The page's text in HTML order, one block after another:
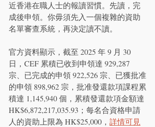
近香港在職人士的報讀習慣。先讀，完
成後申領。你毋須先入一個複雜的資助
名單審查系統，再決定讀不讀。
官方資料顯示，截至 2025 年 9 月 30
日，CEF 累積已收到申領達 929,287
宗、已完成的申領 922,526 宗、已獲批准
的申領 898,962 宗，批准發還款項課程累
積達 1,145,940 個，累積發還款項金額達
HK$6,872,217,035.93；每名合資格申請
人的資助上限為 HK$25,000， 詳情可見